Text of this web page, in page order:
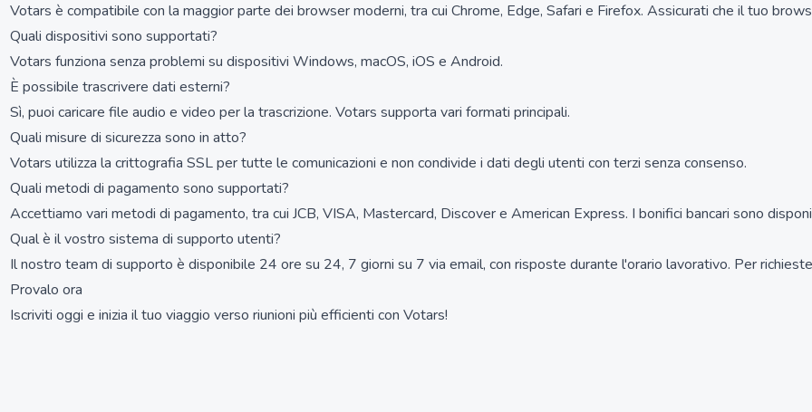
Votars è compatibile con la maggior parte dei browser moderni, tra cui Chrome, Edge, Safari e Firefox. Assicurati che il tuo
Quali dispositivi sono supportati?
Votars funziona senza problemi su dispositivi Windows, macOS, iOS e Android.
È possibile trascrivere dati esterni?
Sì, puoi caricare file audio e video per la trascrizione. Votars supporta vari formati principali.
Quali misure di sicurezza sono in atto?
Votars utilizza la crittografia SSL per tutte le comunicazioni e non condivide i dati degli utenti con terzi senza consenso.
Quali metodi di pagamento sono supportati?
Accettiamo vari metodi di pagamento, tra cui JCB, VISA, Mastercard, Discover e American Express. I bonifici bancari sono
Qual è il vostro sistema di supporto utenti?
Il nostro team di supporto è disponibile 24 ore su 24, 7 giorni su 7 via email, con risposte durante l'orario lavorativo. Per
Provalo ora
Iscriviti oggi e inizia il tuo viaggio verso riunioni più efficienti con Votars!